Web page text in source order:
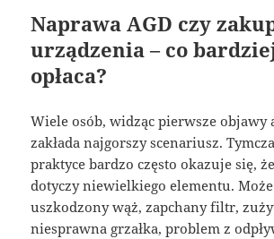
Naprawa AGD czy
urządzenia – co
opłaca?
Wiele osób, widząc pierwsze objawy
zakłada najgorszy scenariusz.
praktyce bardzo często okazuje się,
dotyczy niewielkiego elementu.
uszkodzony wąż, zapchany filtr,
niesprawna grzałka, problem z